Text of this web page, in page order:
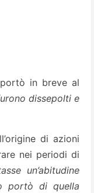
in breve al
dissepolti e
di azioni
nei periodi di
un’abitudine
portò di quella